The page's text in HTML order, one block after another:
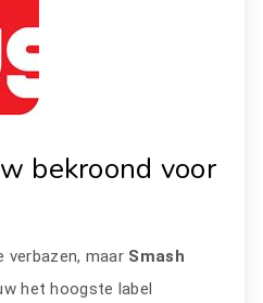
bekroond voor
maar Smash
het hoogste label